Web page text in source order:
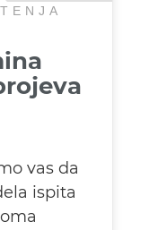
vas da
ispita